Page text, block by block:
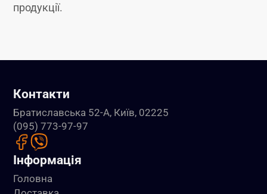
продукції.
Контакти
Братиславська 52-А, Київ, 02225
(095) 773-97-97
Інформація
Головна